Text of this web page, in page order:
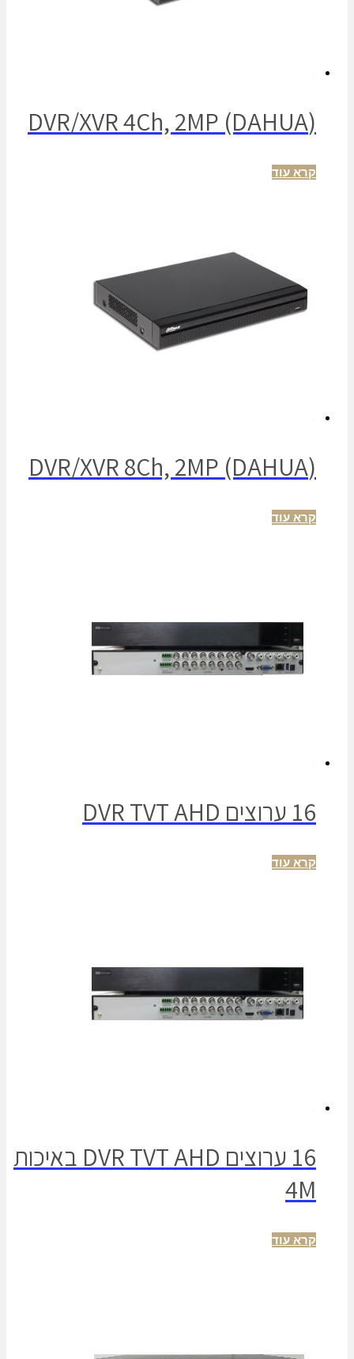
(DVR/XVR 4Ch, 2MP (DAHUA
קרא עוד
(DVR/XVR 8Ch, 2MP (DAHUA
קרא עוד
16 ערוצים DVR TVT AHD
קרא עוד
16 ערוצים DVR TVT AHD באיכות
4M
קרא עוד